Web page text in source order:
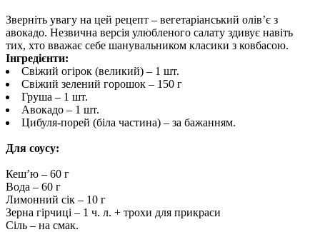
Зверніть увагу на цей рецепт – вегетаріанський олів’є з
авокадо. Незвична версія улюбленого салату здивує навіть
тих, хто вважає себе шанувальником класики з ковбасою.
Інгредієнти:
Свіжий огірок (великий) – 1 шт.
Свіжий зелений горошок – 150 г
Груша – 1 шт.
Авокадо – 1 шт.
Цибуля-порей (біла частина) – за бажанням.
Для соусу:
Кеш’ю – 60 г
Вода – 60 г
Лимонний сік – 10 г
Зерна гірчиці – 1 ч. л. + трохи для прикраси
Сіль – на смак.